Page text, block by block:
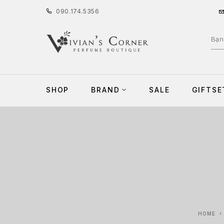
090 .174.5356
SHOP BRAND SALE
HOME